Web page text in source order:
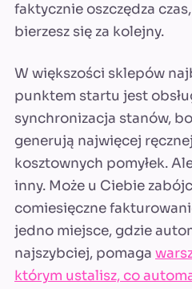
faktycznie oszczędza
bierzesz się za kolejny.
W większości sklepów
punktem startu jest
synchronizacja stanów,
generują najwięcej
kosztownych pomyłek.
inny. Może u Ciebie
comiesięczne
jedno miejsce, gdzie
najszybciej, pomaga
którym ustalisz, co